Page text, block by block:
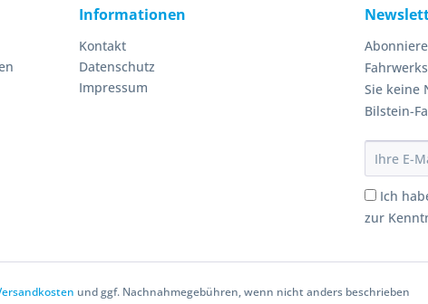
Informationen
Kontakt
Datenschutz
Impressum
Sie keine
Bilstein-
Ich
zur
und ggf. Nachnahmegebühren, wenn nicht anders beschrieben